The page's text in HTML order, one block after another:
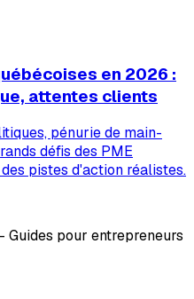
en 2026 :
attentes clients
pénurie de main-
défis des PME
pistes d'action réalistes.
pour entrepreneurs